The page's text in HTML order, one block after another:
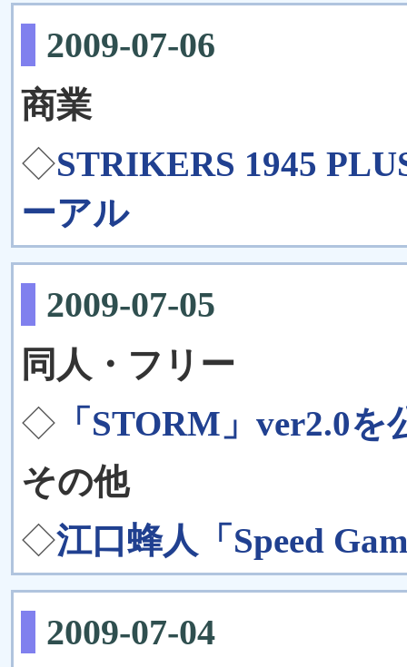
2009-07-06
商業
◇STRIKERS 1945
ーアル
2009-07-05
同人・フリー
◇ 「STORM」ver2.0を
その他
◇江口蜂人「Speed
2009-07-04